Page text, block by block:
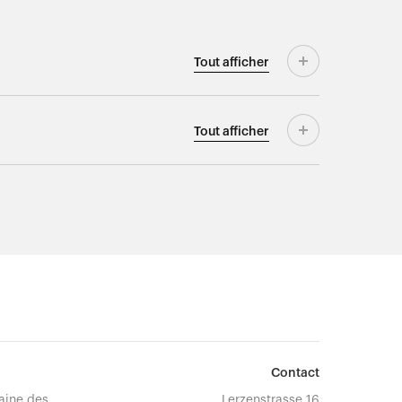
Tout afficher
Tout afficher
Contact